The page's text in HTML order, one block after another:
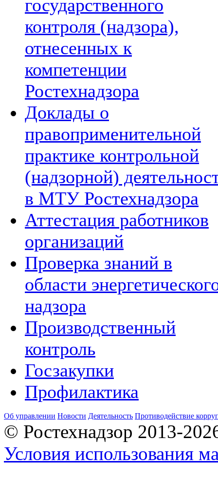
государственного
контроля (надзора),
отнесенных к
компетенции
Ростехнадзора
Доклады о
правоприменительной
практике контрольной
(надзорной)
в МТУ Ростехнадзора
Аттестация работников
организаций
Проверка знаний в
области
надзора
Производственный
контроль
Госзакупки
Профилактика
Об управлении Новости Деятельность Противодействие
© Ростехнадзор 2013-
Условия использования